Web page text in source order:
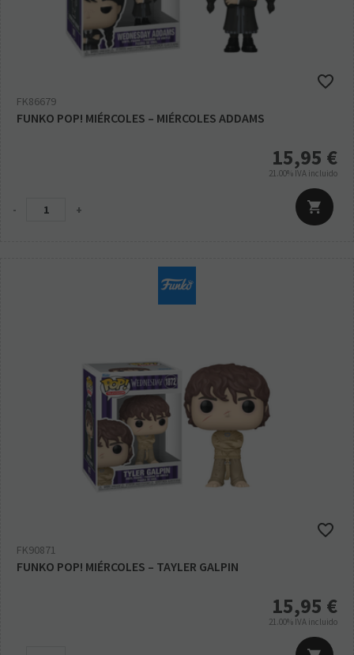
FK86679
FUNKO POP! MIÉRCOLES – MIÉRCOLES ADDAMS
15,95 €
21.00% IVA incluido
- +
FK90871
FUNKO POP! MIÉRCOLES – TAYLER GALPIN
15,95 €
21.00% IVA incluido